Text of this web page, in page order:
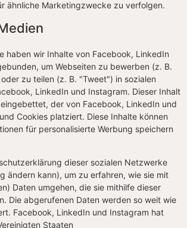
ähnliche Marketingzwecke zu verfolgen.
haben wir Inhalte von Facebook, LinkedIn
um Webseiten zu bewerben (z. B.
zu teilen (z. B. "Tweet") in sozialen
LinkedIn und Instagram. Dieser Inhalt
der von Facebook, LinkedIn und
Cookies platziert. Diese Inhalte können
für personalisierte Werbung speichern
dieser sozialen Netzwerke
ändern kann), um zu erfahren, wie sie mit
Daten umgehen, die sie mithilfe dieser
Die abgerufenen Daten werden so weit wie
Facebook, LinkedIn und Instagram hat
Staaten